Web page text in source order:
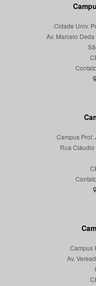
Cidade Univ.
Av. Marcelo
Campus Prof.
Rua Cláudio
Campus
Av.